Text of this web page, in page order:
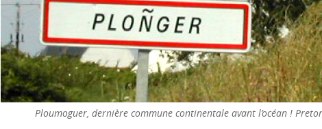
Ploumoguer, dernière commune continentale avant l’océan !